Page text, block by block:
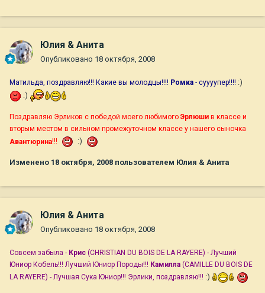
Юлия & Анита
Опубликовано 18 октября, 2008
Матильда, поздравляю!!! Какие вы молодцы!!!! Ромка - суууупер!!!! :)
:)
Поздравляю Эрликов с победой моего любимого Эрлюши в классе и
вторым местом в сильном промежуточном классе у нашего сыночка
Авантюрина!!! :)
Изменено 18 октября, 2008 пользователем Юлия & Анита
Юлия & Анита
Опубликовано 18 октября, 2008
Совсем забыла - Крис (CHRISTIAN DU BOIS DE LA RAYERE) - Лучший
Юниор Кобель!!! Лучший Юниор Породы!!! Камилла (CAMILLE DU BOIS DE
LA RAYERE) - Лучшая Сука Юниор!!! Эрлики, поздравляю!!! :)